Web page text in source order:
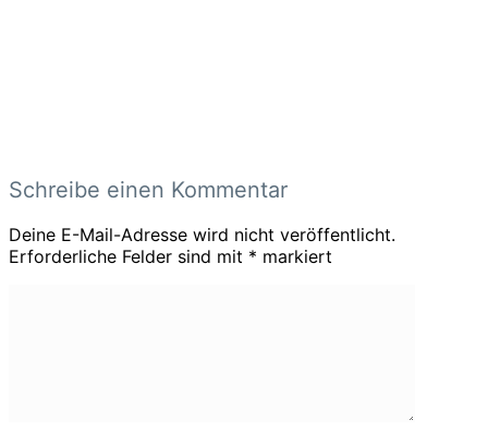
Schreibe einen Kommentar
Deine E-Mail-Adresse wird nicht veröffentlicht.
Erforderliche Felder sind mit * markiert